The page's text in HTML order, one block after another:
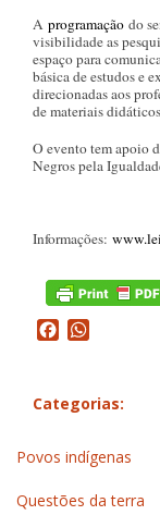
A programação do
visibilidade as
espaço para
básica de estudos e
direcionadas aos
de materiais
O evento tem apoio
Negros pela
Informações:
Facebook
Categorias:
Povos indígenas
Questões da terra